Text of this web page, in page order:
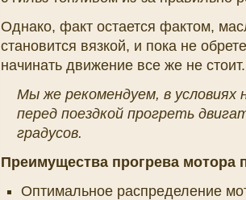
Однако, факт остается фактом,
становится вязкой, и пока не
начинать движение все же не стоит.
Мы же рекомендуем, в условиях
перед поездкой прогреть
градусов.
Преимущества прогрева мотора
Оптимальное распределение